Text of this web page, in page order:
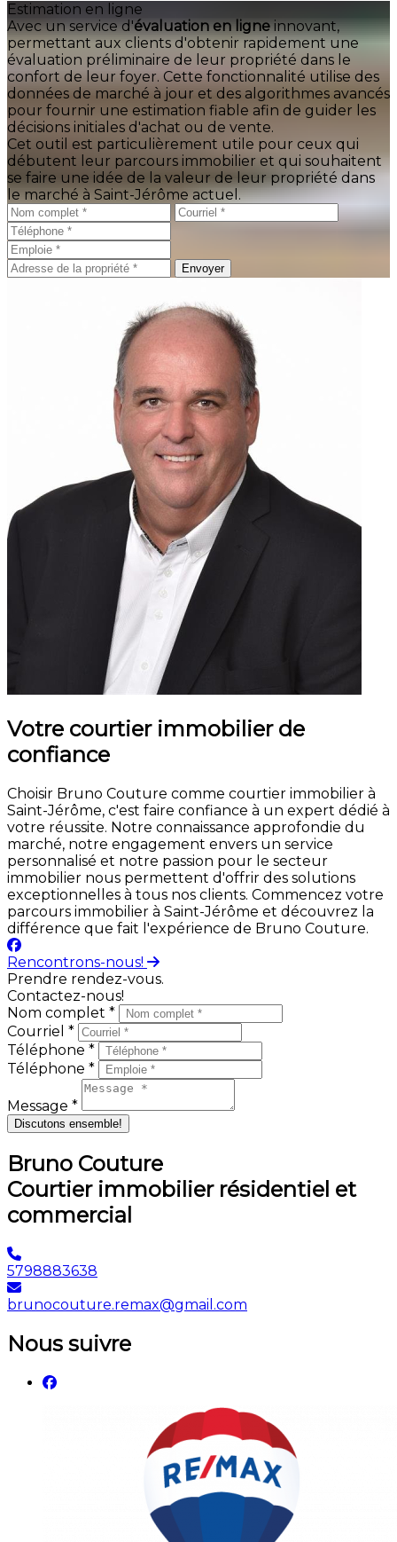
Estimation en ligne
Avec un service d'évaluation en ligneinnovant,
permettant aux clients d'obtenir rapidement une
évaluation préliminaire de leur propriété dans le
confort de leur foyer. Cette fonctionnalité utilise des
données de marché à jour et des algorithmes avancés
pour fournir une estimation fiable afin de guider les
décisions initiales d'achat ou de vente.
Cet outil est particulièrement utile pour ceux qui
débutent leur parcours immobilier et qui souhaitent
se faire une idée de la valeur de leur propriété dans
le marché à Saint-Jérôme actuel.
Envoyer
Votre courtier immobilier de
confiance
Choisir Bruno Couture comme courtier immobilier à
Saint-Jérôme, c'est faire confiance à un expert dédié à
votre réussite. Notre connaissance approfondie du
marché, notre engagement envers un service
personnalisé et notre passion pour le secteur
immobilier nous permettent d'offrir des solutions
exceptionnelles à tous nos clients. Commencez votre
parcours immobilier à Saint-Jérôme et découvrez la
différence que fait l'expérience de Bruno Couture.
Rencontrons-nous!
Prendre rendez-vous.
Contactez-nous!
Nom complet *
Courriel *
Téléphone *
Téléphone *
Message *
Discutons ensemble!
Bruno Couture
Courtier immobilier résidentiel et
commercial
5798883638
brunocouture.remax@gmail.com
Nous suivre